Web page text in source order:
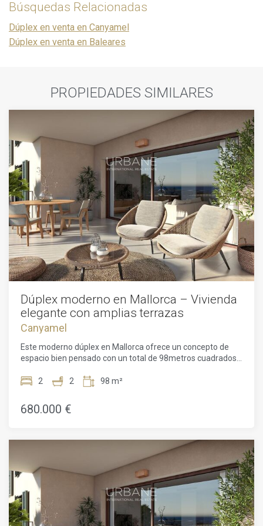
Búsquedas Relacionadas
Dúplex en venta en Canyamel
Dúplex en venta en Baleares
PROPIEDADES SIMILARES
Dúplex moderno en Mallorca – Vivienda
elegante con amplias terrazas
Canyamel
Este moderno dúplex en Mallorca ofrece un concepto de
espacio bien pensado con un total de 98metros cuadrados
manera armoniosa. La finalización está prevista para el año
contemporáneo en un proyecto residencial sostenible y de
alta calidad. En la planta baja del apartamento se encuentra
ventanales proporcionan mucha luz natural, creando un
ambiente luminoso y agradable. Desde el salón se accede a
un balcón con espacio suficiente para una zona de estar
acogedora o un comedor al aire libre, ideal para relajarse y
disfrutar del sol mallorquín. La planta superior está
destinada a la zona privada e incluye dos dormitorios bien
distribuidos, uno de ellos con balcón propio. Este espacio
2 2 98 m²
680.000 €